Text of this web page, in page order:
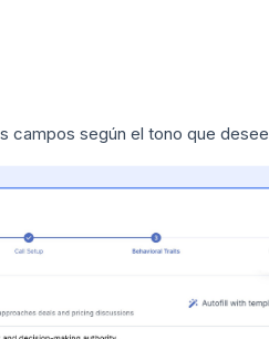
campos según el tono que